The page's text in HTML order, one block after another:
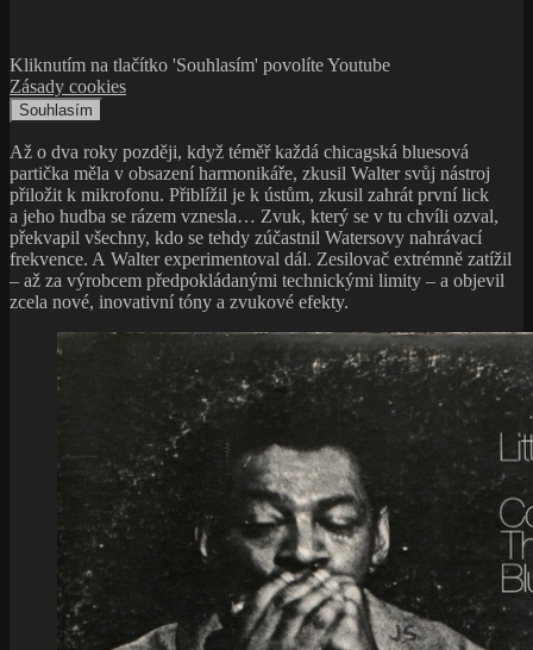
Kliknutím na tlačítko 'Souhlasím' povolíte Youtube
Zásady cookies
Souhlasím
Až o dva roky později, když téměř každá chicagská bluesová
partička měla v obsazení harmonikáře, zkusil Walter svůj nástroj
přiložit k mikrofonu. Přiblížil je k ústům, zkusil zahrát první lick
a jeho hudba se rázem vznesla… Zvuk, který se v tu chvíli ozval,
překvapil všechny, kdo se tehdy zúčastnil Watersovy nahrávací
frekvence. A Walter experimentoval dál. Zesilovač extrémně zatížil
– až za výrobcem předpokládanými technickými limity – a objevil
zcela nové, inovativní tóny a zvukové efekty.